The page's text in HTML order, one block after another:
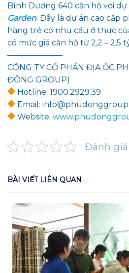
Bình Dương 640 căn hộ với dự
Garden. Đây là dự án cao cấp
hàng trẻ có nhu cầu ở thực
có mức giá căn hộ từ 2,2 – 2,5
———————
CÔNG TY CỔ PHẦN ĐỊA ỐC
ĐÔNG GROUP)
Hotline: 1900.2929.39
Email:
Website:
Đánh giá
BÀI VIẾT LIÊN QUAN